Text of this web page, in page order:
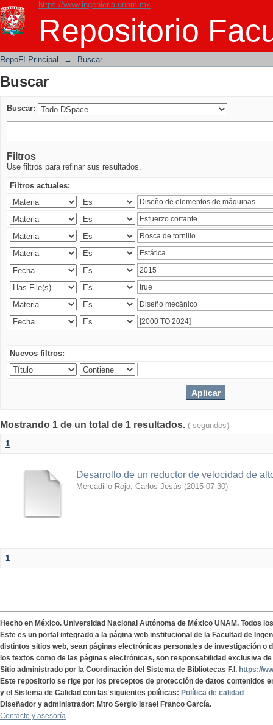
https://www.ingenieria.unam.mx
Repositorio
Buscar
RepoFI Principal → Buscar
Buscar
Buscar:
Filtros
Use filtros para refinar sus resultados.
Filtros actuales:
Nuevos filtros:
Mostrando 1 de un total de 1 resultados. ( segundos)
1
Desarrollo de un reductor de velocidad de
Mercadillo Rojo, Carlos Jesús (2015-07-30)
1
Hecho en México. Universidad Nacional Autónoma de México UNAM. Todos
Este es un portal integrado a la página web institucional de la Facultad de
distintos sitios web, sean páginas electrónicas personales de investigación o
los textos como de las páginas electrónicas, son responsabilidad exclusiva
Sitio administrado por la Coordinación del Sistema de Bibliotecas F.I. https://
Este repositorio se rige por los preceptos de protección de datos contenidos
y el Sistema de Calidad con las siguientes políticas: Política de calidad
Diseñador y administrador: Mtro Sergio Israel Franco García.
Contacto y asesoría